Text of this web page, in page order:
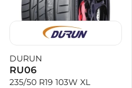
DURUN
RU06
235/50 R19 103W XL